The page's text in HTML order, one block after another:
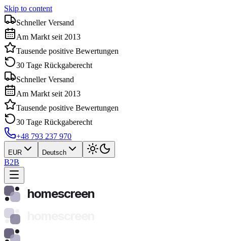
Skip to content
Schneller Versand
Am Markt seit 2013
Tausende positive Bewertungen
30 Tage Rückgaberecht
Schneller Versand
Am Markt seit 2013
Tausende positive Bewertungen
30 Tage Rückgaberecht
+48 793 237 970
EUR Deutsch
B2B
homescreen